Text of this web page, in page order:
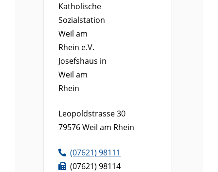
Katholische
Sozialstation
Weil am
Rhein e.V.
Josefshaus in
Weil am
Rhein
Leopoldstrasse 30
79576Weil am Rhein
(07621) 98111
(07621) 98114